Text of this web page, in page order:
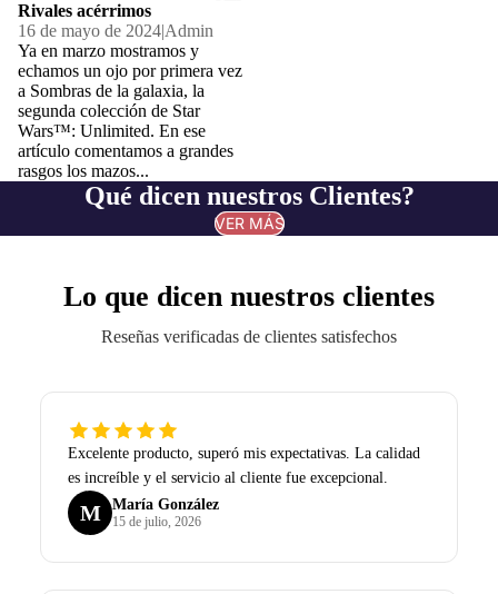
Rivales acérrimos
16 de mayo de 2024|Admin
Ya en marzo mostramos y
echamos un ojo por primera vez
a Sombras de la galaxia, la
segunda colección de Star
Wars™: Unlimited. En ese
artículo comentamos a grandes
rasgos los mazos...
Qué dicen nuestros Clientes?
VER MÁS
Lo que dicen nuestros clientes
Reseñas verificadas de clientes satisfechos
Excelente producto, superó mis expectativas. La calidad
es increíble y el servicio al cliente fue excepcional.
M María González
15 de julio, 2026